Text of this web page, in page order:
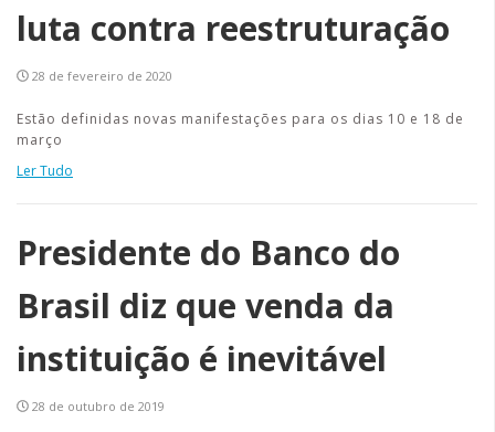
luta contra reestruturação
28 de fevereiro de 2020
Estão definidas novas manifestações para os dias 10 e 18 de
março
Ler Tudo
Presidente do Banco do
Brasil diz que venda da
instituição é inevitável
28 de outubro de 2019